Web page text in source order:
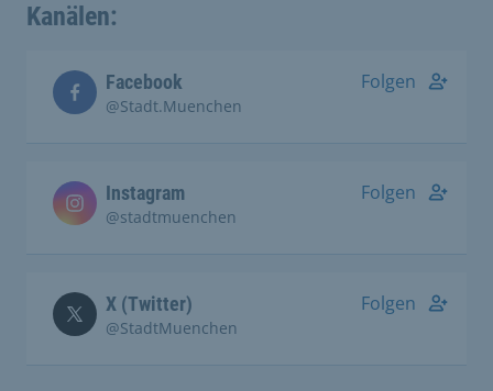
Kanälen:
Facebook
@Stadt.Muenchen
Folgen
Instagram
@stadtmuenchen
Folgen
X (Twitter)
@StadtMuenchen
Folgen